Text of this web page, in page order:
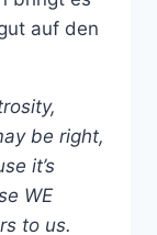
auf den
be right,
it’s
WE
to us.